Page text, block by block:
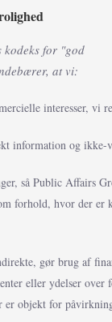
kodeks for "god
at vi:
interesser, vi
information og ikke-
så Public Affairs
forhold, hvor der er
gør brug af
eller ydelser over
er objekt for